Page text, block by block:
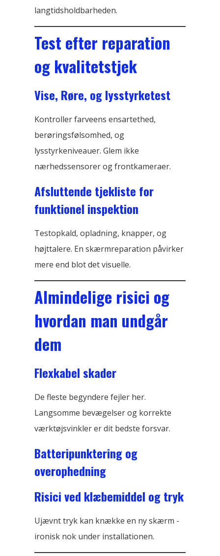
langtidsholdbarheden.
Test efter reparation
og kvalitetstjek
Vise, Røre, og lysstyrketest
Kontroller farveens ensartethed,
berøringsfølsomhed, og
lysstyrkeniveauer. Glem ikke
nærhedssensorer og frontkameraer.
Afsluttende tjekliste for
funktionel inspektion
Testopkald, opladning, knapper, og
højttalere. En skærmreparation påvirker
mere end blot det visuelle.
Almindelige risici og
hvordan man undgår
dem
Flexkabel skader
De fleste begyndere fejler her.
Langsomme bevægelser og korrekte
værktøjsvinkler er dit bedste forsvar.
Batteripunktering og
overophedning
Risici ved klæbemiddel og tryk
Ujævnt tryk kan knække en ny skærm -
ironisk nok under installationen.